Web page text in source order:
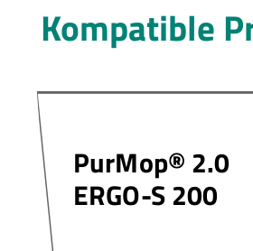
Kompatible
PurMop® 2.0
ERGO-S 200